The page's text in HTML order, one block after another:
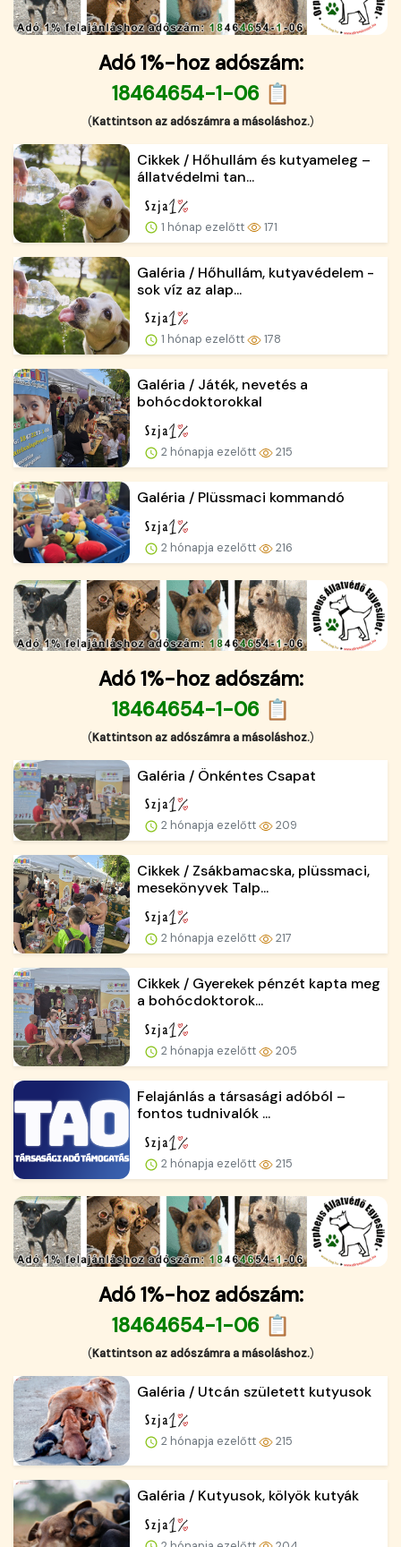
Adó 1%-hoz adószám:
18464654-1-06 📋
(Kattintson az adószámra a másoláshoz.)
Cikkek / Hőhullám és kutyameleg –
állatvédelmi tan...
1 hónap ezelőtt 171
Galéria / Hőhullám, kutyavédelem -
sok víz az alap...
1 hónap ezelőtt 178
Galéria / Játék, nevetés a
bohócdoktorokkal
2 hónapja ezelőtt 215
Galéria / Plüssmaci kommandó
2 hónapja ezelőtt 216
Adó 1%-hoz adószám:
18464654-1-06 📋
(Kattintson az adószámra a másoláshoz.)
Galéria / Önkéntes Csapat
2 hónapja ezelőtt 209
Cikkek / Zsákbamacska, plüssmaci,
mesekönyvek Talp...
2 hónapja ezelőtt 217
Cikkek / Gyerekek pénzét kapta meg
a bohócdoktorok...
2 hónapja ezelőtt 205
Felajánlás a társasági adóból –
fontos tudnivalók ...
2 hónapja ezelőtt 215
Adó 1%-hoz adószám:
18464654-1-06 📋
(Kattintson az adószámra a másoláshoz.)
Galéria / Utcán született kutyusok
2 hónapja ezelőtt 215
Galéria / Kutyusok, kölyök kutyák